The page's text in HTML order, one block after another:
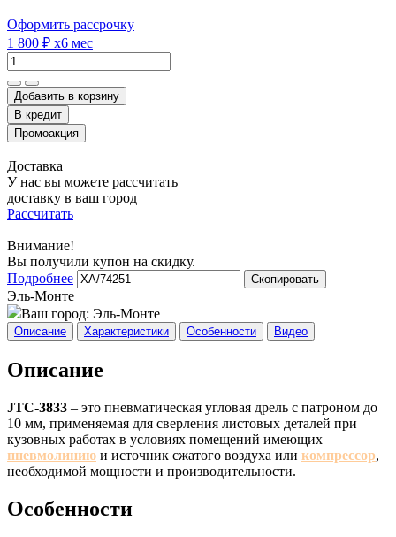
Оформить рассрочку
1 800 ₽ x6 мес
Добавить в корзину
Доставка
У нас вы можете рассчитать
доставку в ваш город
Рассчитать
Внимание!
Вы получили купон на скидку.
Подробнее
Скопировать
Эль-Монте
Ваш город: Эль-Монте
Описание Характеристики Особенности Видео
Описание
JTC-3833 – это пневматическая угловая дрель с патроном до
10 мм, применяемая для сверления листовых деталей при
кузовных работах в условиях помещений имеющих
пневмолинию и источник сжатого воздуха или компрессор,
необходимой мощности и производительности.
Особенности